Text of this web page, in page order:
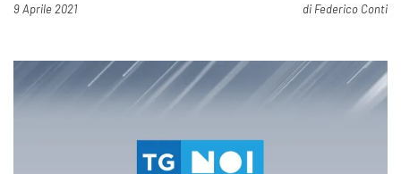
Pubblicato il
9 Aprile 2021 di Federico Conti